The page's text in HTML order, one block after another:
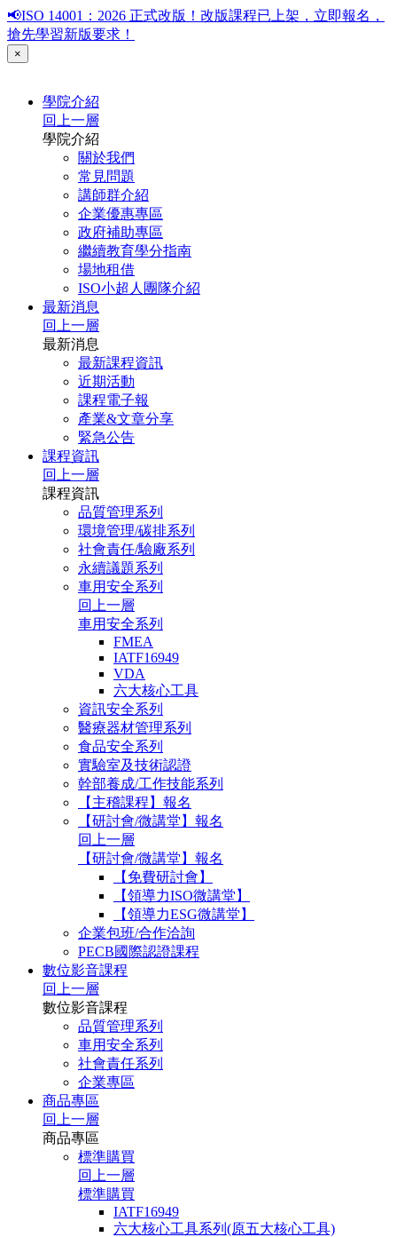
📢ISO 14001：2026 正式改版！改版課程已上架，立即報名，
搶先學習新版要求！
×
學院介紹
回上一層
學院介紹
關於我們
常見問題
講師群介紹
企業優惠專區
政府補助專區
繼續教育學分指南
場地租借
ISO小超人團隊介紹
最新消息
回上一層
最新消息
最新課程資訊
近期活動
課程電子報
產業&文章分享
緊急公告
課程資訊
回上一層
課程資訊
品質管理系列
環境管理/碳排系列
社會責任/驗廠系列
永續議題系列
車用安全系列
回上一層
車用安全系列
FMEA
IATF16949
VDA
六大核心工具
資訊安全系列
醫療器材管理系列
食品安全系列
實驗室及技術認證
幹部養成/工作技能系列
【主稽課程】報名
【研討會/微講堂】報名
回上一層
【研討會/微講堂】報名
【免費研討會】
【領導力ISO微講堂】
【領導力ESG微講堂】
企業包班/合作洽詢
PECB國際認證課程
數位影音課程
回上一層
數位影音課程
品質管理系列
車用安全系列
社會責任系列
企業專區
商品專區
回上一層
商品專區
標準購買
回上一層
標準購買
IATF16949
六大核心工具系列(原五大核心工具)